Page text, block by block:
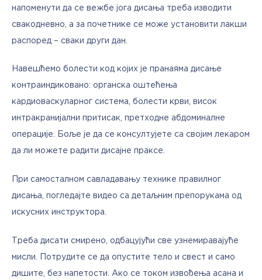
напоменути да се вежбе јога дисања треба изводити
свакодневно, а за почетнике се може установити лакши
распоред – сваки други дан.
Навешћемо болести код којих је пранаяма дисање
контраиндиковано: органска оштећења
кардиоваскуларног система, болести крви, висок
интракранијални притисак, претходне абдоминалне
операције. Боље је да се консултујете са својим лекаром
да ли можете радити дисајне праксе.
При самосталном савладавању технике правилног
дисања, погледајте видео са детаљним препорукама од
искусних инструктора.
Треба дисати смирено, одбацујући све узнемиравајуће
мисли. Потрудите се да опустите тело и свест и само
дишите, без напетости. Ако се током извођења асана и